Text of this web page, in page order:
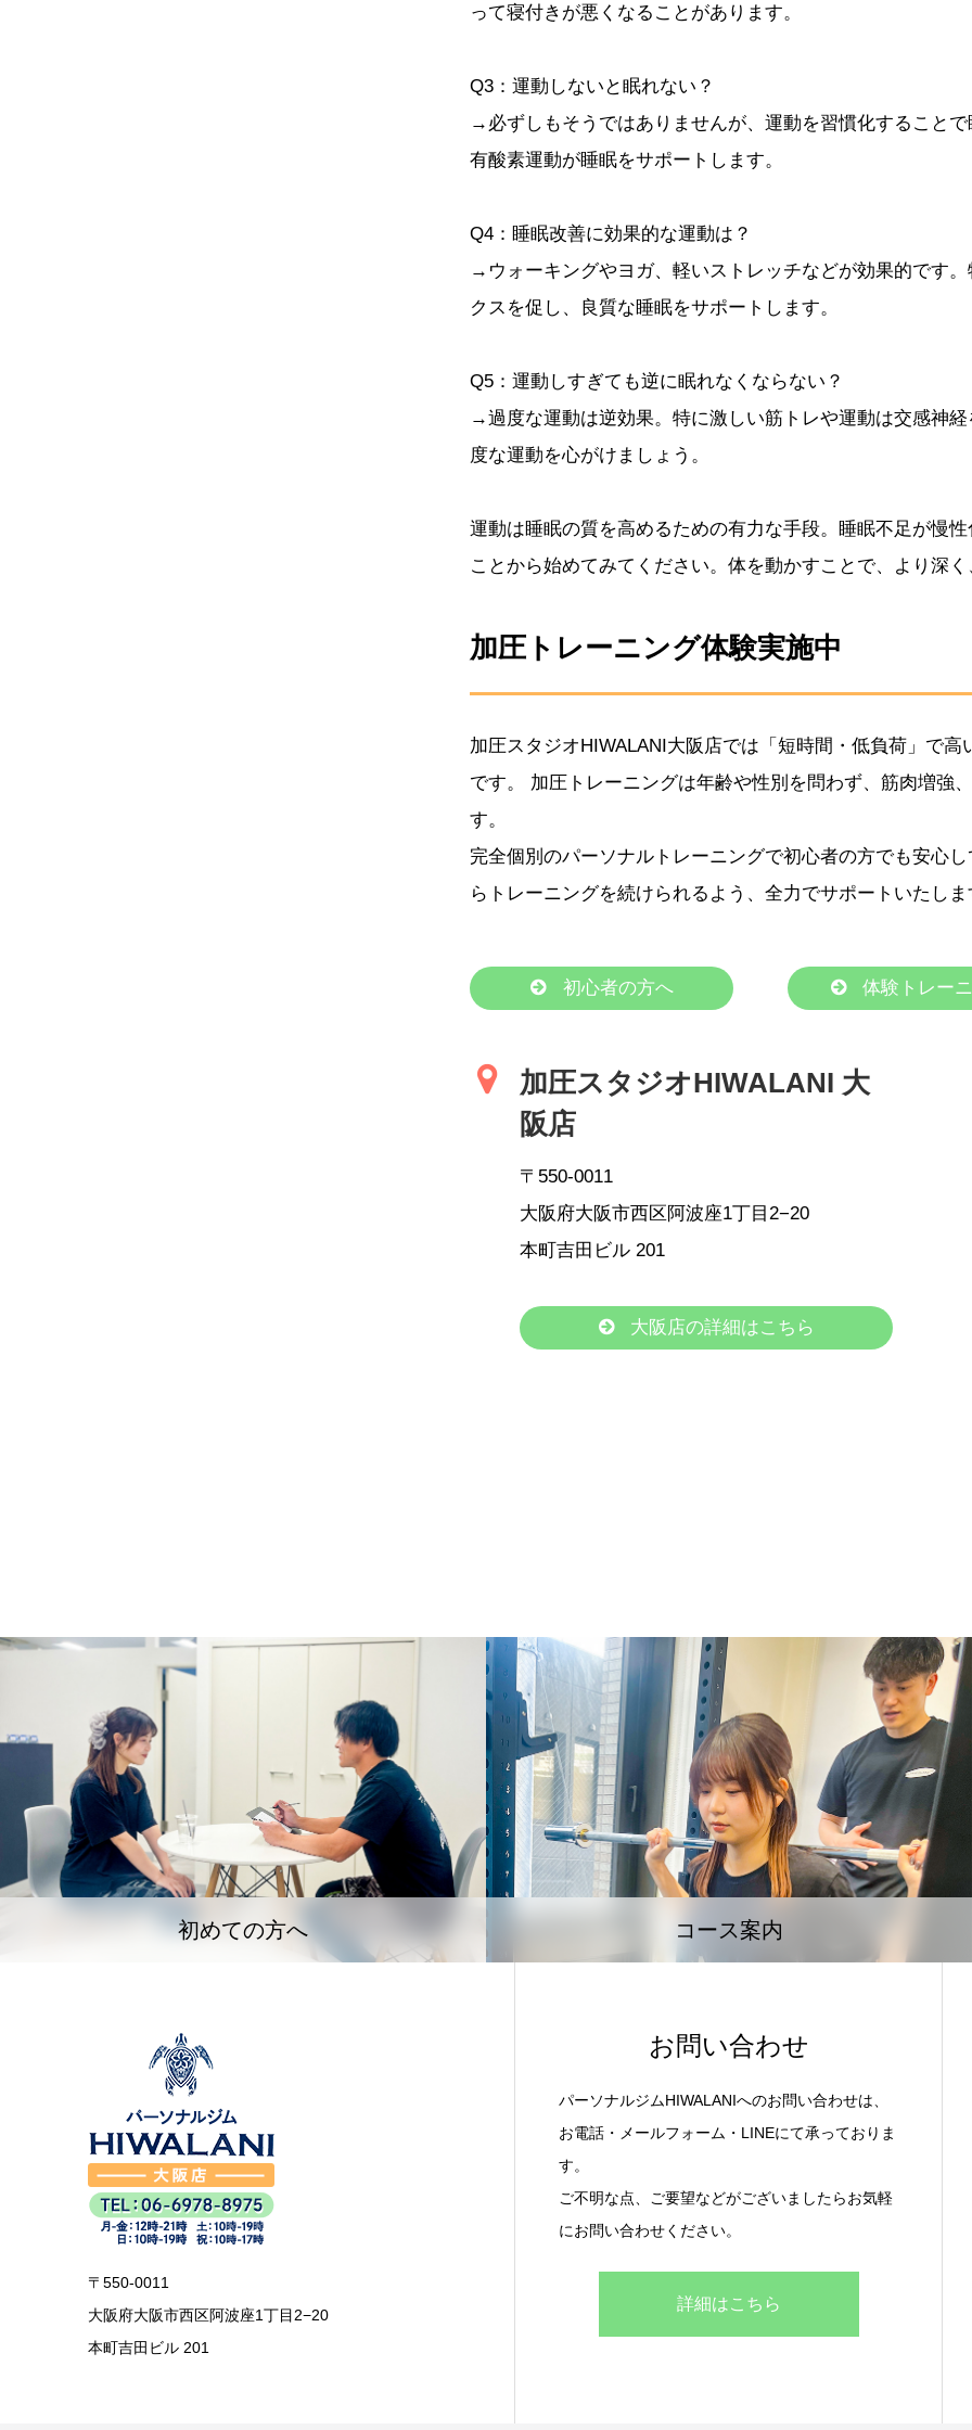
って寝付きが悪くなることがあります。
Q3：運動しないと眠れない？
→必ずしもそうではありませんが、運動を習慣化すること
有酸素運動が睡眠をサポートします。
Q4：睡眠改善に効果的な運動は？
→ウォーキングやヨガ、軽いストレッチなどが効果的です
クスを促し、良質な睡眠をサポートします。
Q5：運動しすぎても逆に眠れなくならない？
→過度な運動は逆効果。特に激しい筋トレや運動は交感神
度な運動を心がけましょう。
運動は睡眠の質を高めるための有力な手段。睡眠不足が慢
ことから始めてみてください。体を動かすことで、より深
加圧トレーニング体験実施中
加圧スタジオHIWALANI大阪店では「短時間・低負荷」で
です。 加圧トレーニングは年齢や性別を問わず、筋肉増強
す。
完全個別のパーソナルトレーニングで初心者の方でも安心
らトレーニングを続けられるよう、全力でサポートいたしま
初心者の方へ 体験トレー
加圧スタジオHIWALANI 大
阪店
〒550-0011
大阪府大阪市西区阿波座1丁目2−20
本町吉田ビル 201
大阪店の詳細はこちら
初めての方へ コース案内
〒550-0011
大阪府大阪市西区阿波座1丁目2−20
本町吉田ビル 201
お問い合わせ
パーソナルジムHIWALANIへのお問い合わせは、
お電話・メールフォーム・LINEにて承っておりま
す。
ご不明な点、ご要望などがございましたらお気軽
にお問い合わせください。
詳細はこちら